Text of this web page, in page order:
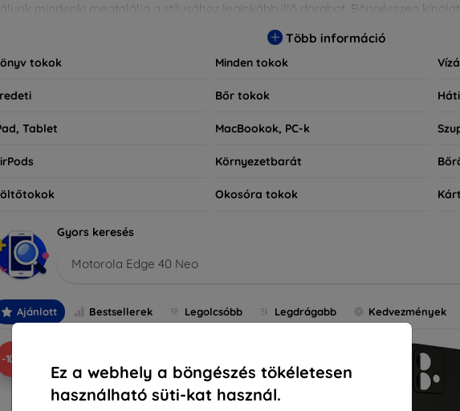
Ez a webhely a böngészés tökéletesen
használható süti-kat használ.
mindenki megtalálja a stílusához leginkább illő darabot. Böngésszen
Több információ
tokok Minden tokok
Bőr tokok
Tablet MacBookok, PC-k
Környezetbarát
Okosóra tokok
Gyors keresés
Motorola Edge 40 Neo
Ajánlott Bestsellerek Legolcsóbb Legdrágabb Kedvezmények
-10%